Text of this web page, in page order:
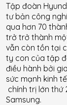
Tập đoàn
tư bản công
qua hơn 70
trở trở thành
vẫn còn tồn tại
ty con của tập
điều hành bởi
sức mạnh kinh
chính trị lớn thứ
Samsung.